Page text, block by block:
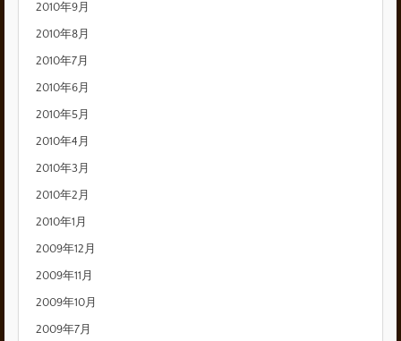
2010年9月
2010年8月
2010年7月
2010年6月
2010年5月
2010年4月
2010年3月
2010年2月
2010年1月
2009年12月
2009年11月
2009年10月
2009年7月